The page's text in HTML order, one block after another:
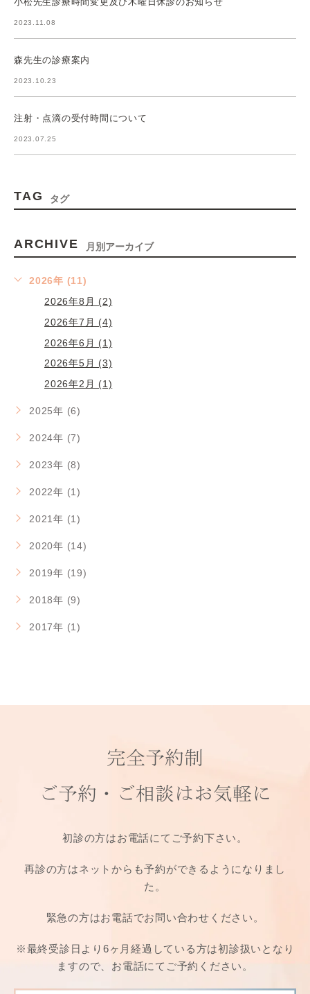
2023.11.08
森先生の診療案内
2023.10.23
注射・点滴の受付時間について
2023.07.25
TAG タグ
ARCHIVE 月別アーカイブ
2026年 (11)
2026年8月 (2)
2026年7月 (4)
2026年6月 (1)
2026年5月 (3)
2026年2月 (1)
2025年 (6)
2024年 (7)
2023年 (8)
2022年 (1)
2021年 (1)
2020年 (14)
2019年 (19)
2018年 (9)
2017年 (1)
完全予約制
ご予約・ご相談はお気軽に
初診の方はお電話にてご予約下さい。
再診の方はネットからも予約ができるようになりまし
た。
緊急の方はお電話でお問い合わせください。
※最終受診日より6ヶ月経過している方は初診扱いとなり
ますので、お電話にてご予約ください。